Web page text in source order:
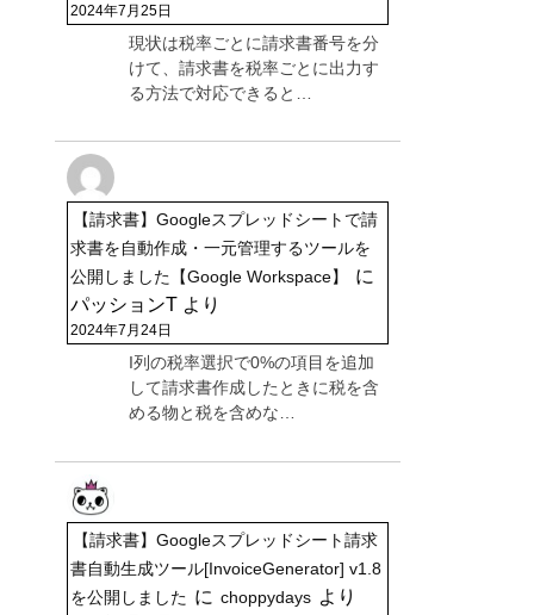
2024年7月25日
現状は税率ごとに請求書番号を分
けて、請求書を税率ごとに出力す
る方法で対応できると…
【請求書】Googleスプレッドシートで請
求書を自動作成・一元管理するツールを
公開しました【Google Workspace】
に
パッションT より
2024年7月24日
I列の税率選択で0%の項目を追加
して請求書作成したときに税を含
める物と税を含めな…
【請求書】Googleスプレッドシート請求
書自動生成ツール[InvoiceGenerator] v1.8
を公開しました に choppydays より